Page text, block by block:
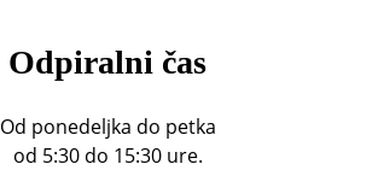
Odpiralni čas
Od ponedeljka do petka
od 5:30 do 15:30 ure.